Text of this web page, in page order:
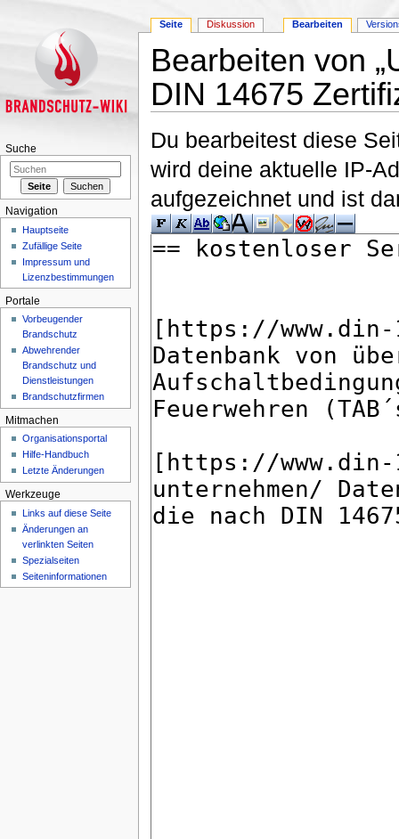
Bearbeiten von
DIN 14675
Du bearbeitest diese
wird deine aktuelle IP-
aufgezeichnet und ist
Seite Diskussion Bearbeiten
Suche
Navigation
Hauptseite
Zufällige Seite
Impressum und
Lizenzbestimmungen
Portale
Vorbeugender
Brandschutz
Abwehrender
Brandschutz und
Dienstleistungen
Brandschutzfirmen
Mitmachen
Organisationsportal
Hilfe-Handbuch
Letzte Änderungen
Werkzeuge
Links auf diese Seite
Änderungen an
verlinkten Seiten
Spezialseiten
Seiteninformationen